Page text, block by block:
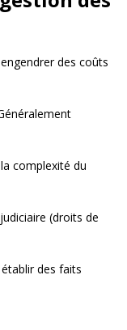
des coûts
complexité du
(droits de
des faits